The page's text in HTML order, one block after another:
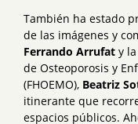
También ha estado
de las imágenes y
Ferrando Arrufat y
de Osteoporosis y
(FHOEMO), Beatriz
itinerante que
espacios públicos.